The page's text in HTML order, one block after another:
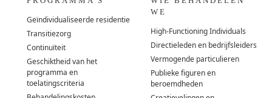
Geïndividualiseerde residentie
Transitiezorg
Continuïteit
Geschiktheid van het
programma en
toelatingscriteria
WE
High-Functioning Individuals
Directieleden en bedrijfsleiders
Vermogende particulieren
Publieke figuren en
beroemdheden